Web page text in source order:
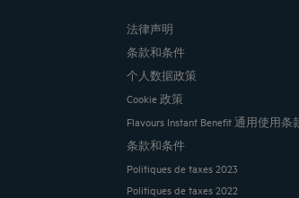
法律声明
条款和条件
个人数据政策
Cookie 政策
Flavours Instant Benefit 通用使用
条款和条件
Politiques de taxes 2023
Politiques de taxes 2022